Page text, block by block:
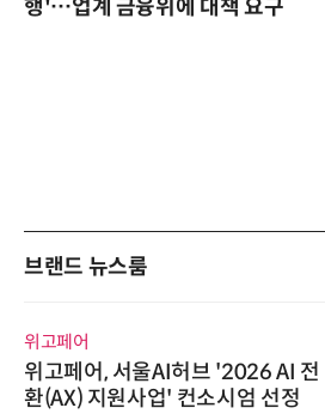
행'…업계 금융위에 대책 요구
브랜드 뉴스룸
위고페어
위고페어, 서울AI허브 '2026 AI 전
환(AX) 지원사업' 컨소시엄 선정